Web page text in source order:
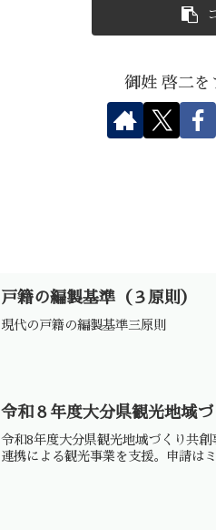
御姓 啓二を
戸籍の編製基準（３原則）
現代の戸籍の編製基準三原則
令和８年度大分県観光地域
令和8年度大分県観光地域づくり共
連携による観光事業を支援。申請は